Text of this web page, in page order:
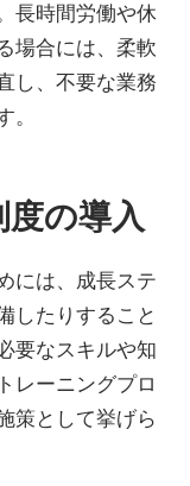
長時間労働や休
場合には、柔軟
し、不要な業務
。
の導入
には、成長ステ
したりすること
要なスキルや知
レーニングプロ
策として挙げら